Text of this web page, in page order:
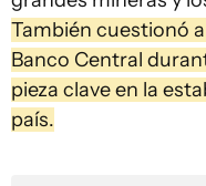
También cuestionó
Banco Central
pieza clave en la
país.